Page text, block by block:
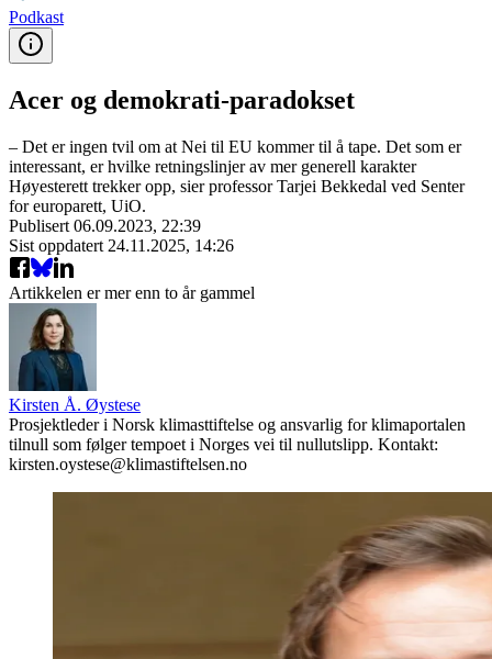
Podkast
Acer og demokrati-paradokset
– Det er ingen tvil om at Nei til EU kommer til å tape. Det som er
interessant, er hvilke retningslinjer av mer generell karakter
Høyesterett trekker opp, sier professor Tarjei Bekkedal ved Senter
for europarett, UiO.
Publisert 06.09.2023, 22:39
Sist oppdatert 24.11.2025, 14:26
Artikkelen er mer enn to år gammel
Kirsten Å. Øystese
Prosjektleder i Norsk klimasttiftelse og ansvarlig for klimaportalen
tilnull som følger tempoet i Norges vei til nullutslipp. Kontakt:
kirsten.oystese@klimastiftelsen.no